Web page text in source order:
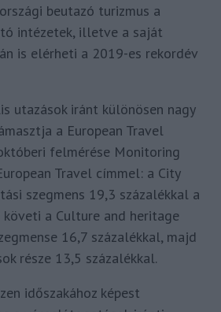
beutazó turizmus a
intézetek, illetve a saját
is elérheti a 2019-es rekordév
utazások iránt különösen nagy
a European Travel
felmérése Monitoring
Travel címmel: a City
szegmens 19,3 százalékkal a
a Culture and heritage
16,7 százalékkal, majd
része 13,5 százalékkal.
időszakához képest